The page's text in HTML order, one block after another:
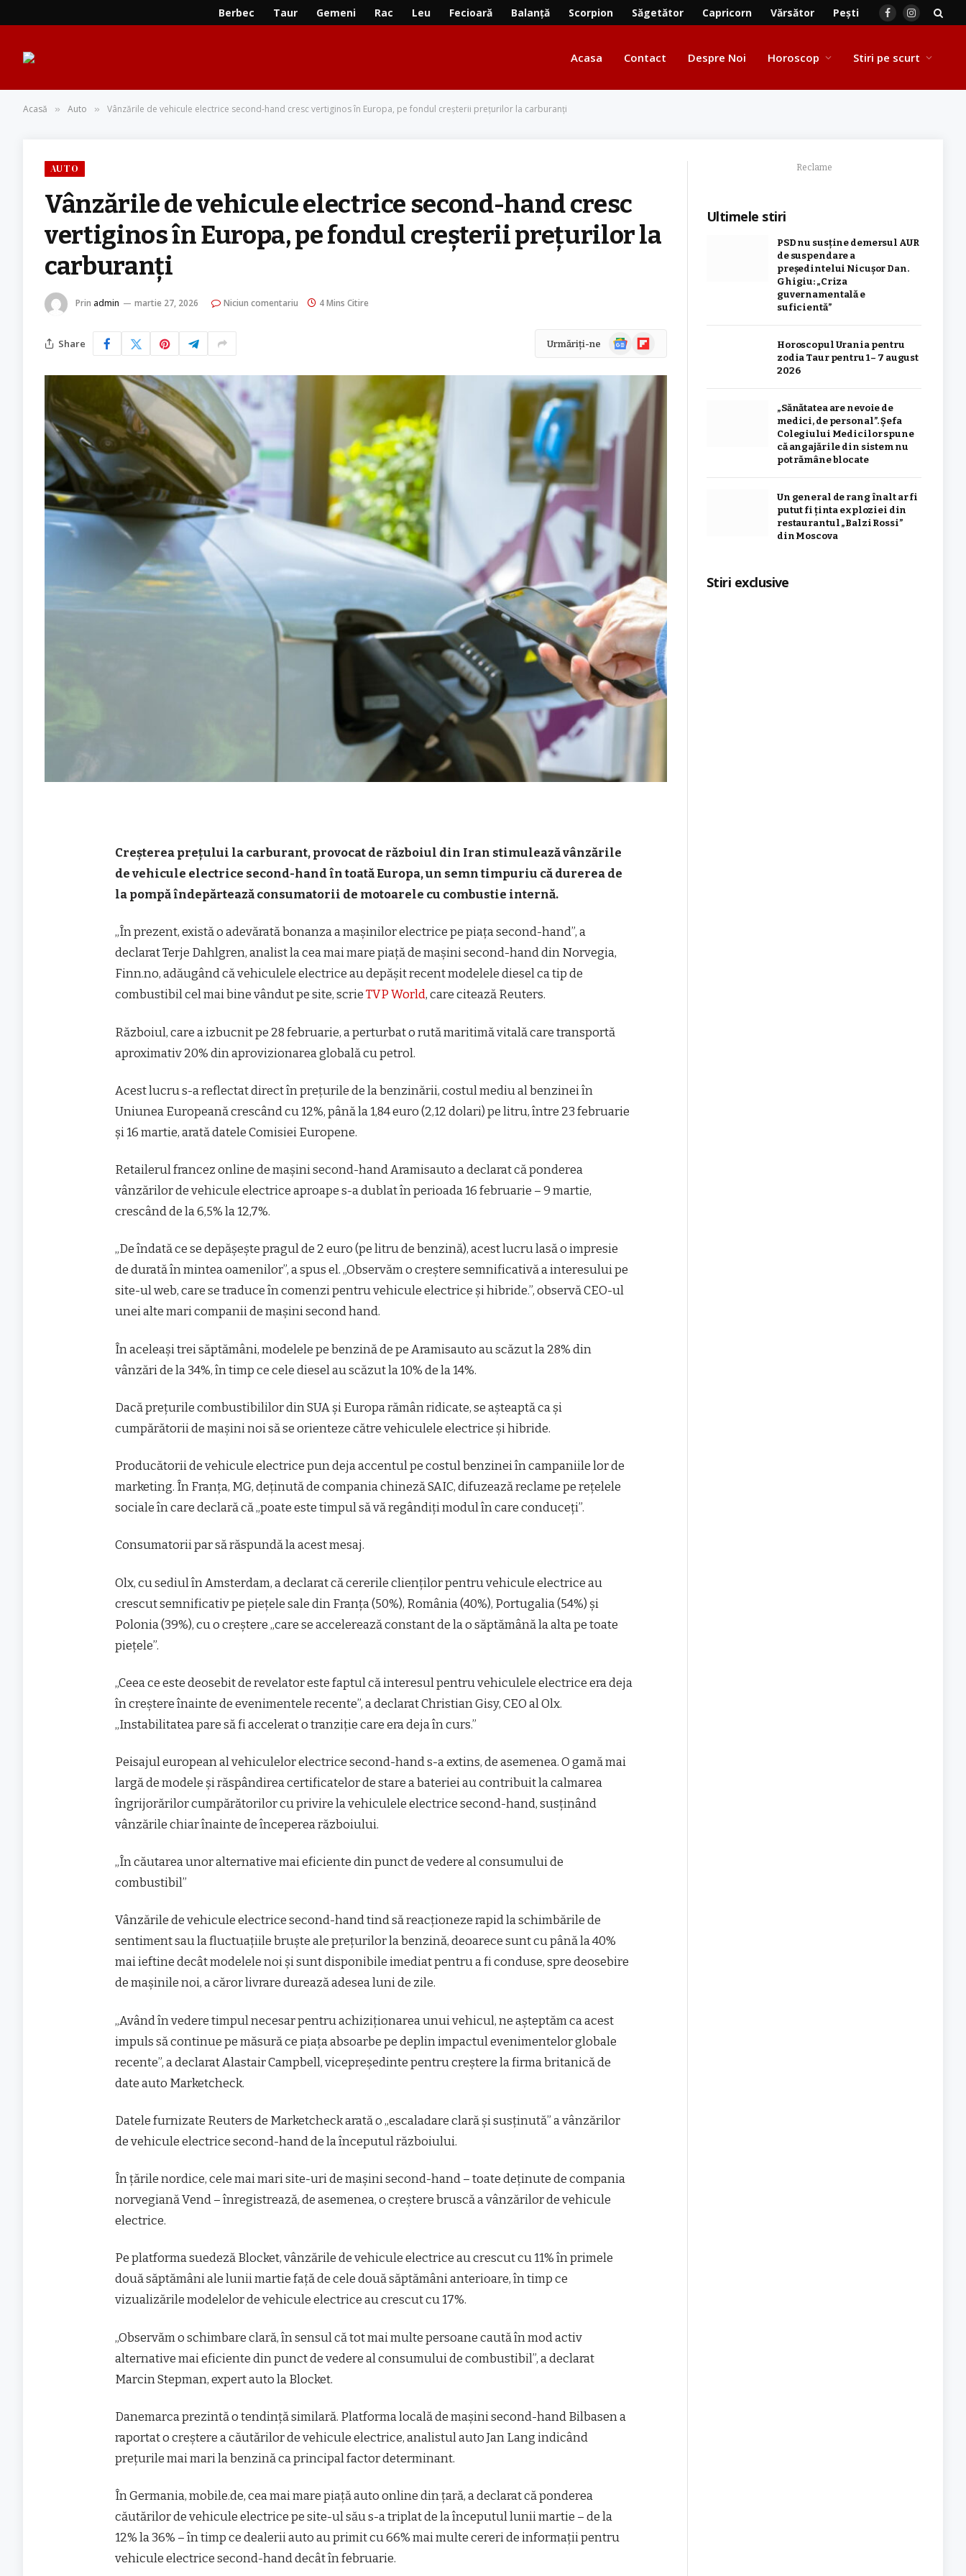
Berbec Taur Gemeni Rac Leu Fecioară Balanță Scorpion Săgetător Capricorn Vărsător Pești FacebookInstagram
Acasa Contact Despre Noi Horoscop Stiri pe scurt
Acasă » Auto » Vânzările de vehicule electrice second-hand cresc vertiginos în Europa, pe fondul creșterii prețurilor la carburanți
AUTO
Vânzările de vehicule electrice second-hand cresc
vertiginos în Europa, pe fondul creșterii prețurilor la
carburanți
Prin admin martie 27, 2026 Niciun comentariu 4 Mins Citire
Share Urmăriți-ne
Știri
Google
Flipboard
Creșterea prețului la carburant, provocat de războiul din Iran stimulează vânzările
de vehicule electrice second-hand în toată Europa, un semn timpuriu că durerea de
la pompă îndepărtează consumatorii de motoarele cu combustie internă.
„În prezent, există o adevărată bonanza a mașinilor electrice pe piața second-hand”, a
declarat Terje Dahlgren, analist la cea mai mare piață de mașini second-hand din Norvegia,
Finn.no, adăugând că vehiculele electrice au depășit recent modelele diesel ca tip de
combustibil cel mai bine vândut pe site, scrieTVP World, care citează Reuters.
Războiul, care a izbucnit pe 28 februarie, a perturbat o rută maritimă vitală care transportă
aproximativ 20% din aprovizionarea globală cu petrol.
Acest lucru s-a reflectat direct în prețurile de la benzinării, costul mediu al benzinei în
Uniunea Europeană crescând cu 12%, până la 1,84 euro (2,12 dolari) pe litru, între 23 februarie
și 16 martie, arată datele Comisiei Europene.
Retailerul francez online de mașini second-hand Aramisauto a declarat că ponderea
vânzărilor de vehicule electrice aproape s-a dublat în perioada 16 februarie – 9 martie,
crescând de la 6,5% la 12,7%.
„De îndată ce se depășește pragul de 2 euro (pe litru de benzină), acest lucru lasă o impresie
de durată în mintea oamenilor”, a spus el. „Observăm o creștere semnificativă a interesului pe
site-ul web, care se traduce în comenzi pentru vehicule electrice și hibride.”, observă CEO-ul
unei alte mari companii de mașini second hand.
În aceleași trei săptămâni, modelele pe benzină de pe Aramisauto au scăzut la 28% din
vânzări de la 34%, în timp ce cele diesel au scăzut la 10% de la 14%.
Dacă prețurile combustibililor din SUA și Europa rămân ridicate, se așteaptă ca și
cumpărătorii de mașini noi să se orienteze către vehiculele electrice și hibride.
Producătorii de vehicule electrice pun deja accentul pe costul benzinei în campaniile lor de
marketing. În Franța, MG, deținută de compania chineză SAIC, difuzează reclame pe rețelele
sociale în care declară că „poate este timpul să vă regândiți modul în care conduceți”.
Consumatorii par să răspundă la acest mesaj.
Olx, cu sediul în Amsterdam, a declarat că cererile clienților pentru vehicule electrice au
crescut semnificativ pe piețele sale din Franța (50%), România (40%), Portugalia (54%) și
Polonia (39%), cu o creștere „care se accelerează constant de la o săptămână la alta pe toate
piețele”.
„Ceea ce este deosebit de revelator este faptul că interesul pentru vehiculele electrice era deja
în creștere înainte de evenimentele recente”, a declarat Christian Gisy, CEO al Olx.
„Instabilitatea pare să fi accelerat o tranziție care era deja în curs.”
Peisajul european al vehiculelor electrice second-hand s-a extins, de asemenea. O gamă mai
largă de modele și răspândirea certificatelor de stare a bateriei au contribuit la calmarea
îngrijorărilor cumpărătorilor cu privire la vehiculele electrice second-hand, susținând
vânzările chiar înainte de începerea războiului.
„În căutarea unor alternative mai eficiente din punct de vedere al consumului de
combustibil”
Vânzările de vehicule electrice second-hand tind să reacționeze rapid la schimbările de
sentiment sau la fluctuațiile bruște ale prețurilor la benzină, deoarece sunt cu până la 40%
mai ieftine decât modelele noi și sunt disponibile imediat pentru a fi conduse, spre deosebire
de mașinile noi, a căror livrare durează adesea luni de zile.
„Având în vedere timpul necesar pentru achiziționarea unui vehicul, ne așteptăm ca acest
impuls să continue pe măsură ce piața absoarbe pe deplin impactul evenimentelor globale
recente”, a declarat Alastair Campbell, vicepreședinte pentru creștere la firma britanică de
date auto Marketcheck.
Datele furnizate Reuters de Marketcheck arată o „escaladare clară și susținută” a vânzărilor
de vehicule electrice second-hand de la începutul războiului.
În țările nordice, cele mai mari site-uri de mașini second-hand – toate deținute de compania
norvegiană Vend – înregistrează, de asemenea, o creștere bruscă a vânzărilor de vehicule
electrice.
Pe platforma suedeză Blocket, vânzările de vehicule electrice au crescut cu 11% în primele
două săptămâni ale lunii martie față de cele două săptămâni anterioare, în timp ce
vizualizările modelelor de vehicule electrice au crescut cu 17%.
„Observăm o schimbare clară, în sensul că tot mai multe persoane caută în mod activ
alternative mai eficiente din punct de vedere al consumului de combustibil”, a declarat
Marcin Stepman, expert auto la Blocket.
Danemarca prezintă o tendință similară. Platforma locală de mașini second-hand Bilbasen a
raportat o creștere a căutărilor de vehicule electrice, analistul auto Jan Lang indicând
prețurile mai mari la benzină ca principal factor determinant.
În Germania, mobile.de, cea mai mare piață auto online din țară, a declarat că ponderea
căutărilor de vehicule electrice pe site-ul său s-a triplat de la începutul lunii martie – de la
12% la 36% – în timp ce dealerii auto au primit cu 66% mai multe cereri de informații pentru
vehicule electrice second-hand decât în februarie.
Reclame
Ultimele stiri
PSD nu susține demersul AUR
de suspendare a
președintelui Nicușor Dan.
Ghigiu: „Criza
guvernamentală e
suficientă”
Horoscopul Urania pentru
zodia Taur pentru 1 – 7 august
2026
„Sănătatea are nevoie de
medici, de personal”. Șefa
Colegiului Medicilor spune
că angajările din sistem nu
pot rămâne blocate
Un general de rang înalt ar fi
putut fi ținta exploziei din
restaurantul „Balzi Rossi”
din Moscova
Stiri exclusive